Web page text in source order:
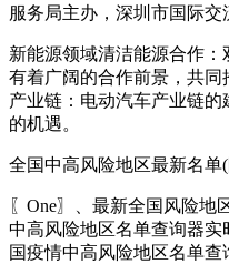
服务局主办，深圳市国际交
新能源领域清洁能源合作
有着广阔的合作前景，共
产业链：电动汽车产业链
的机遇。
全国中高风险地区最新名单
〖One〗、最新全国风险
中高风险地区名单查询器
国疫情中高风险地区名单